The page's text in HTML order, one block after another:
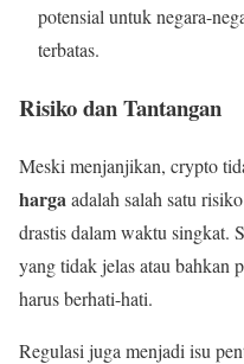
potensial untuk negara-
terbatas.
Risiko dan Tantangan
Meski menjanjikan, crypto
hargaadalah salah satu
drastis dalam waktu singkat.
yang tidak jelas atau bahkan
harus berhati-hati.
Regulasi juga menjadi isu